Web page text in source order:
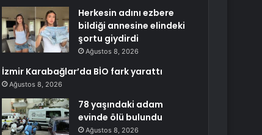
Herkesin adını ezbere
bildiği annesine elindeki
şortu giydirdi
Ağustos 8, 2026
İzmir Karabağlar’da BİO fark yarattı
Ağustos 8, 2026
78 yaşındaki adam
evinde ölü bulundu
Ağustos 8, 2026